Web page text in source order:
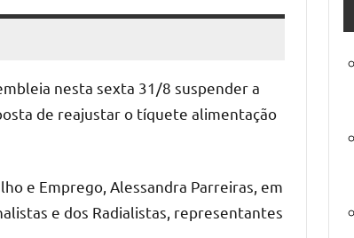
nesta sexta 31/8 suspender a
de reajustar o tíquete alimentação
e Emprego, Alessandra Parreiras, em
e dos Radialistas, representantes